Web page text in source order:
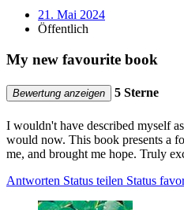
21. Mai 2024
Öffentlich
My new favourite book
Bewertung anzeigen 5 Sterne
I wouldn't have described myself
would now. This book presents a
me, and brought me hope. Truly
Antworten Status teilen Status